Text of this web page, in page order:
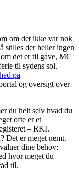
om det ikke var nok
stilles der heller ingen
det er til gave, MC
til sydens sol.
på
og oversigt over
du helt selv hvad du
ofte er et
– RKI.
Det er meget nemt.
dine behov:
hvor meget du
til.